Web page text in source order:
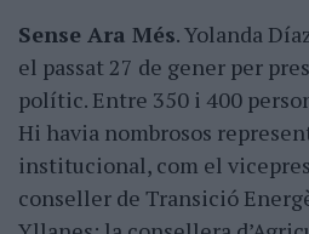
Sense Ara Més. Yolanda
el passat 27 de gener per
polític. Entre 350 i 400
Hi havia nombrosos
institucional, com el
conseller de Transició